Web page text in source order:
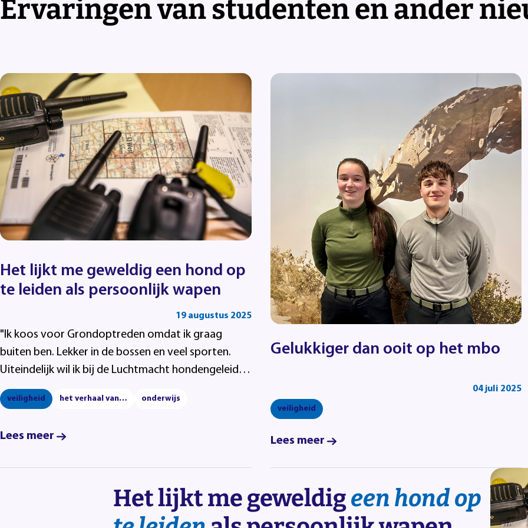
Ervaringen van studenten en ander
Het lijkt me geweldig een hond op
te leiden als persoonlijk wapen
19 augustus 2025
"Ik koos voor Grondoptreden omdat ik graag
buiten ben. Lekker in de bossen en veel sporten.
Uiteindelijk wil ik bij de Luchtmacht hondengeleider
worden. Het lijkt me geweldig een hond op te
leiden als persoonlijk wapen."
veiligheid het verhaal van… onderwijs
Lees meer
Gelukkiger dan ooit op het mbo
04 juli 2025
veiligheid
Lees meer
Het lijkt me geweldigeen hond op